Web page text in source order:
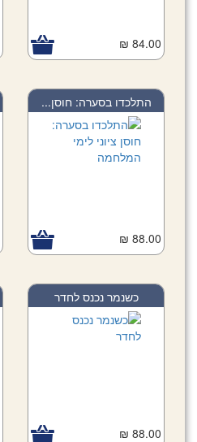
84.00 ₪
התלכדו בסערה: חוסן...
88.00 ₪
כשנמר נכנס לחדר
88.00 ₪